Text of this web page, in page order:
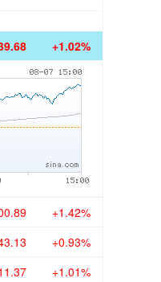
+1.02%
+1.42%
+0.93%
+1.01%